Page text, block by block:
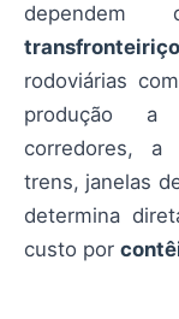
rodoviárias
produção a
corredores, a
trens, janelas
determina
custo por